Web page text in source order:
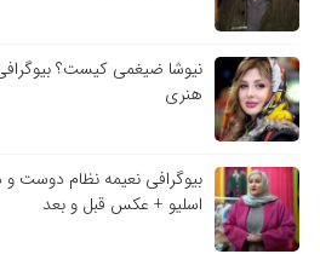
نیوشا ضیغمی کیست؟ بیوگرافی
هنری
بیوگرافی نعیمه نظام دوست و
اسلیو + عکس قبل و بعد